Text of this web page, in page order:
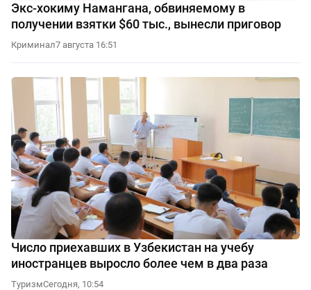
Экс-хокиму Намангана, обвиняемому в
получении взятки $60 тыс., вынесли приговор
Криминал7 августа 16:51
Число приехавших в Узбекистан на учебу
иностранцев выросло более чем в два раза
ТуризмСегодня, 10:54